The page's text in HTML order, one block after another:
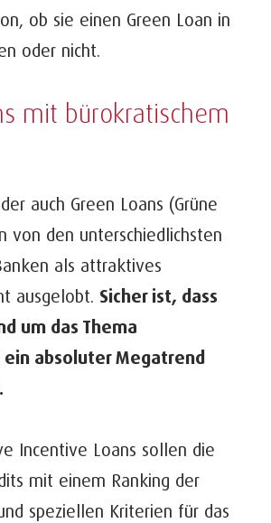
ob sie einen Green Loan in
oder nicht.
mit bürokratischem
auch Green Loans (Grüne
von den unterschiedlichsten
als attraktives
ausgelobt. Sicher ist, dass
um das Thema
absoluter Megatrend
Incentive Loans sollen die
mit einem Ranking der
speziellen Kriterien für das